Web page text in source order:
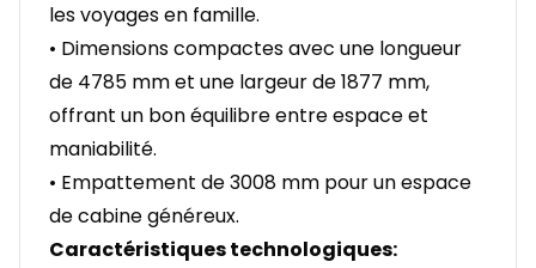
les voyages en famille.
• Dimensions compactes avec une longueur
de 4785 mm et une largeur de 1877 mm,
offrant un bon équilibre entre espace et
maniabilité.
• Empattement de 3008 mm pour un espace
de cabine généreux.
Caractéristiques technologiques: